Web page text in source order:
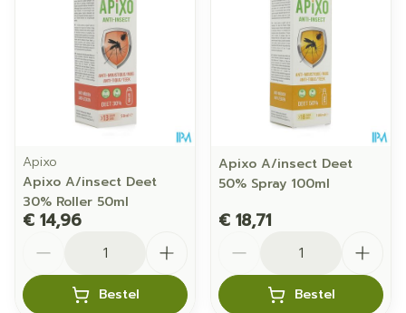
Apixo
Apixo A/insect Deet
30% Roller 50ml
€ 14,96
Bestel
Apixo A/insect Deet
50% Spray 100ml
€ 18,71
Bestel